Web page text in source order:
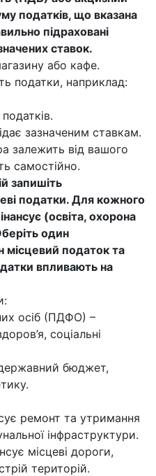
податків, що вказана
підраховані
ставок.
або кафе.
податки, наприклад:
зазначеним ставкам.
залежить від вашого
самостійно.
запишіть
податки. Для кожного
(освіта, охорона
один
місцевий податок та
впливають на
осіб (ПДФО) –
соціальні
бюджет,
ремонт та утримання
інфраструктури.
місцеві дороги,
територій.